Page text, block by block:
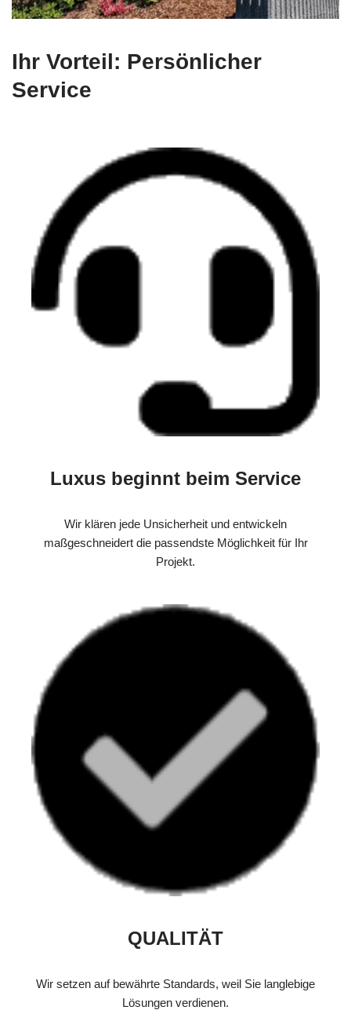
Ihr Vorteil: Persönlicher
Service
Luxus beginnt beim Service
Wir klären jede Unsicherheit und entwickeln
maßgeschneidert die passendste Möglichkeit für Ihr
Projekt.
QUALITÄT
Wir setzen auf bewährte Standards, weil Sie langlebige
Lösungen verdienen.